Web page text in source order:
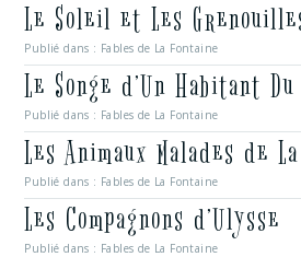
Le Soleil et Les
Publié dans : Fables de La Fontaine
Le Songe d’Un Habitant Du
Publié dans : Fables de La Fontaine
Les Animaux Malades de
Publié dans : Fables de La Fontaine
Les Compagnons d’Ulysse
Publié dans : Fables de La Fontaine